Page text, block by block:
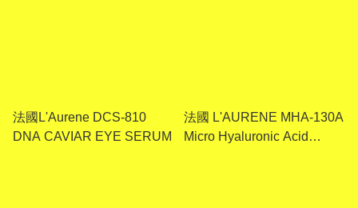
法國L'Aurene DCS-810
DNA CAVIAR EYE SERUM
法國 L'AURENE MHA-130A
Micro Hyaluronic Acid